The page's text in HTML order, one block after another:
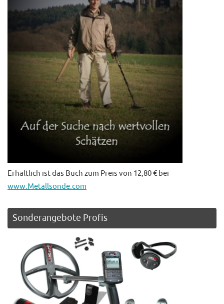
Erhältlich ist das Buch zum Preis von 12,80 € bei
www.Metallsonde.com
Sonderangebote Profis